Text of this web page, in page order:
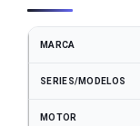
MARCA
SERIES/MODELOS
MOTOR